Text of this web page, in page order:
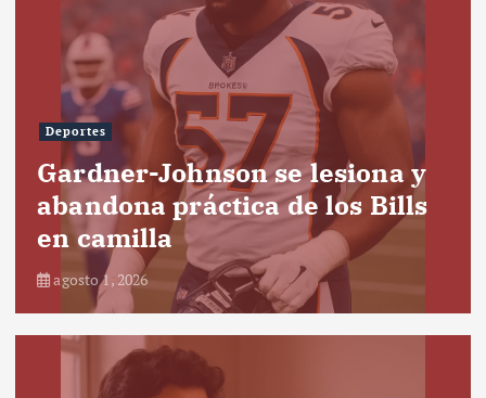
Deportes
Gardner-Johnson se lesiona y
abandona práctica de los Bills
en camilla
agosto 1, 2026